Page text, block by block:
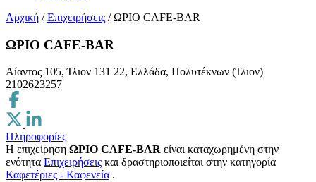
Αρχική / Επιχειρήσεις / ΩΡΙΟ CAFE-BAR
ΩΡΙΟ CAFE-BAR
Αίαντος 105, Ίλιον 131 22, Ελλάδα, Πολυτέκνων (Ίλιον)
2102623257
Πληροφορίες
Η επιχείρηση ΩΡΙΟ CAFE-BAR είναι καταχωρημένη στην
ενότητα Επιχειρήσεις και δραστηριοποιείται στην κατηγορία
Καφετέριες - Καφενεία .